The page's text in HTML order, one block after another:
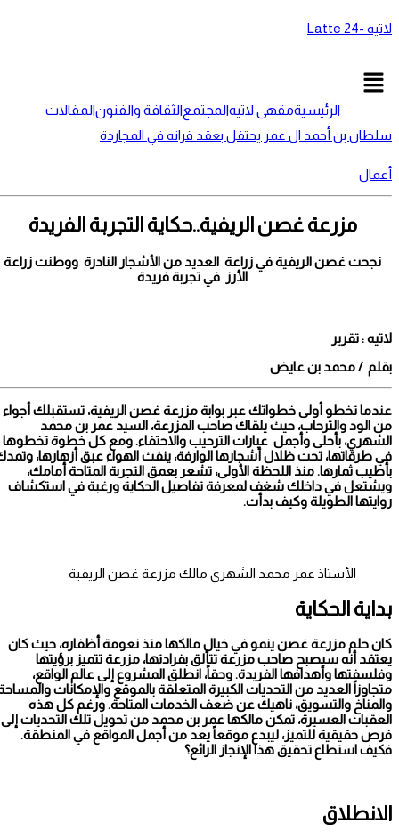
Skip
لاتيه -24 Latte
Menu
الرئيسيةمقهى لاتيهالمجتمعالثقافة والفنونالمقالات
سلطان بن أحمد ال عمر يحتفل بعقد قرانه في المجاردة
الضغوط النفسية
أعمال
مزرعة غصن الريفية..حكاية التجربة الفريدة
نجحت غصن الريفية في زراعة العديد من الأشجار النادرة ووطنت زراعة
الأرز في تجربة فريدة
لاتيه : تقرير
بقلم / محمد بن عايض
عندما تخطو أولى خطواتك عبر بوابة مزرعة غصن الريفية، تستقبلك أجواء
من الود والترحاب، حيث يلقاك صاحب المزرعة، السيد عمر بن محمد
الشهري، بأحلى وأجمل عبارات الترحيب والاحتفاء. ومع كل خطوة تخطوها
في طرقاتها، تحت ظلال أشجارها الوارفة، ينفث الهواء عبق أزهارها، وتمدك
بأطيب ثمارها. منذ اللحظة الأولى، تشعر بعمق التجربة المتاحة أمامك،
ويشتعل في داخلك شغف لمعرفة تفاصيل الحكاية ورغبة في استكشاف
روايتها الطويلة وكيف بدأت.
الأستاذ عمر محمد الشهري مالك مزرعة غصن الريفية
بداية الحكاية
كان حلم مزرعة غصن ينمو في خيال مالكها منذ نعومة أظفاره، حيث كان
يعتقد أنه سيصبح صاحب مزرعة تتألق بفرادتها، مزرعة تتميز برؤيتها
وفلسفتها وأهدافها الفريدة. وحقاً، انطلق المشروع إلى عالم الواقع،
متجاوزاً العديد من التحديات الكبيرة المتعلقة بالموقع والإمكانات والمساحة
والمناخ والتسويق، ناهيك عن ضعف الخدمات المتاحة. ورغم كل هذه
العقبات العسيرة، تمكن مالكها عمر بن محمد من تحويل تلك التحديات إلى
فرص حقيقية للتميز، ليبدع موقعاً يعد من أجمل المواقع في المنطقة.
فكيف استطاع تحقيق هذا الإنجاز الرائع؟
الانطلاق